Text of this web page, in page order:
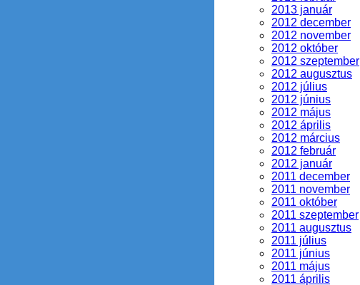
2013 január
2012 december
2012 november
2012 október
2012 szeptember
2012 augusztus
2012 július
2012 június
2012 május
2012 április
2012 március
2012 február
2012 január
2011 december
2011 november
2011 október
2011 szeptember
2011 augusztus
2011 július
2011 június
2011 május
2011 április